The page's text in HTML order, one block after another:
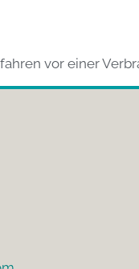
vor einer